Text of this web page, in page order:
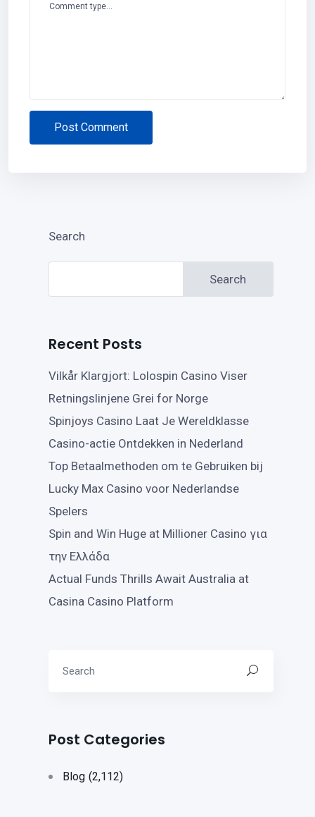
Comment type...
Post Comment
Search
Search
Recent Posts
Vilkår Klargjort: Lolospin Casino Viser
Retningslinjene Grei for Norge
Spinjoys Casino Laat Je Wereldklasse
Casino-actie Ontdekken in Nederland
Top Betaalmethoden om te Gebruiken bij
Lucky Max Casino voor Nederlandse
Spelers
Spin and Win Huge at Millioner Casino για
την Ελλάδα
Actual Funds Thrills Await Australia at
Casina Casino Platform
Post Categories
Blog (2,112)